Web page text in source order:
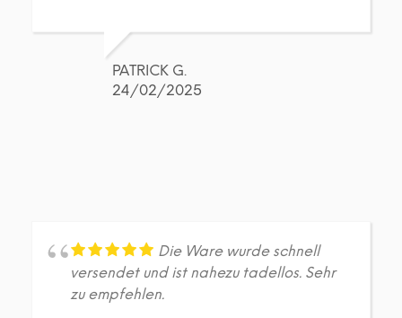
PATRICK G.
24/02/2025
Die Ware wurde schnell
versendet und ist nahezu tadellos. Sehr
zu empfehlen.